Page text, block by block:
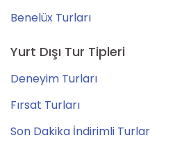
Benelüx Turları
Yurt Dışı Tur Tipleri
Deneyim Turları
Fırsat Turları
Son Dakika İndirimli Turlar